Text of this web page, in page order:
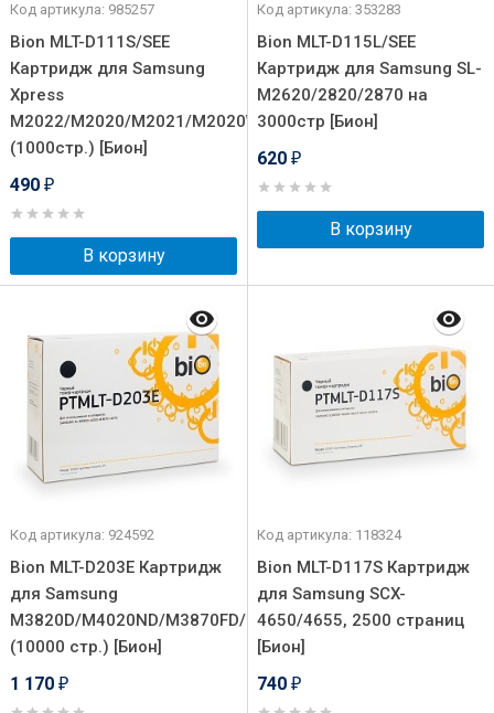
Код артикула: 985257
Bion MLT-D111S/SEE
Картридж для Samsung
Xpress
M2022/M2020/M2021/M2020W/M2070
(1000стр.) [Бион]
490 ₽
В корзину
Код артикула: 353283
Bion MLT-D115L/SEE
Картридж для Samsung SL-
M2620/2820/2870 на
3000стр [Бион]
620 ₽
В корзину
Код артикула: 924592
Bion MLT-D203E Картридж
для Samsung
M3820D/M4020ND/M3870FD/M4070FR
(10000 стр.) [Бион]
1 170 ₽
Код артикула: 118324
Bion MLT-D117S Картридж
для Samsung SCX-
4650/4655, 2500 страниц
[Бион]
740 ₽